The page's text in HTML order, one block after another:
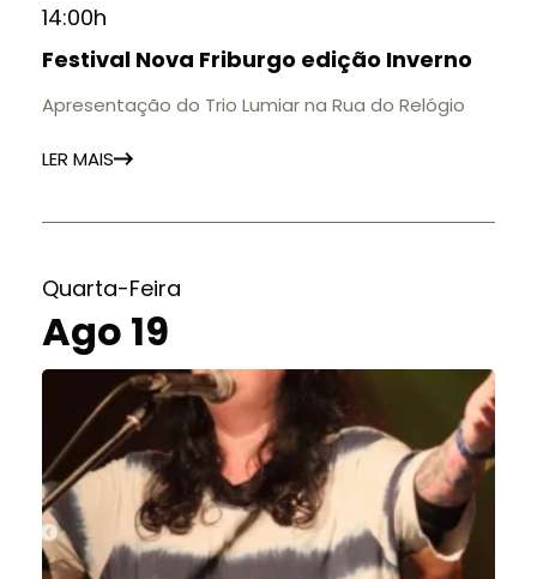
14:00h
Festival Nova Friburgo edição Inverno
Apresentação do Trio Lumiar na Rua do Relógio
LER MAIS
Quarta-Feira
Ago 19